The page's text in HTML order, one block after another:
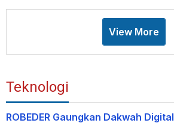
View More
Teknologi
ROBEDER Gaungkan Dakwah Digital